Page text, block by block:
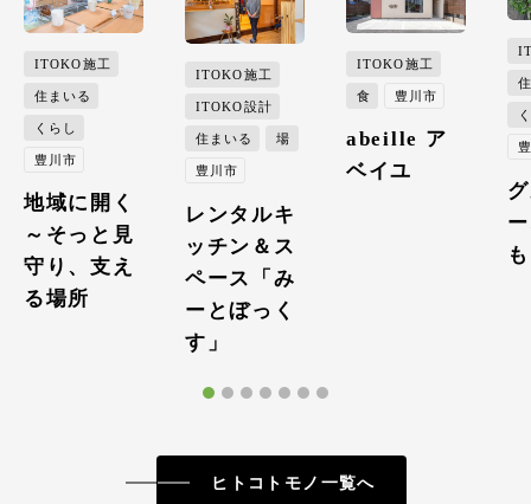
ITOKO施工
住まいる
くらし
豊川市
地域に開く
～そっと見
守り、支え
る場所
ITOKO施工
ITOKO設計
住まいる 場
豊川市
レンタルキ
ッチン＆ス
ペース「み
ーとぼっく
す」
ITOKO施工
食 豊川市
abeille ア
ベイユ
ヒトコトモノ一覧へ